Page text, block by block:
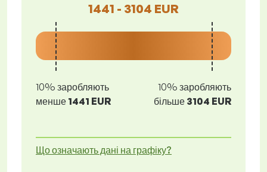
1441 - 3104 EUR
10% заробляють
менше 1441 EUR
10% заробляють
більше 3104 EUR
Що означають дані на графіку?